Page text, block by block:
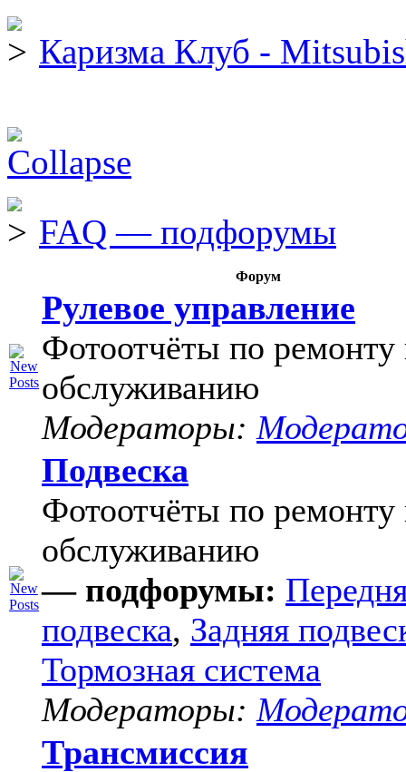
Каризма Клуб -
FAQ — подфорумы
Форум
Рулевое управление
Фотоотчёты по ремонту
обслуживанию
Модераторы:
Подвеска
Фотоотчёты по ремонту
обслуживанию
— подфорумы:
подвеска, Задняя
Тормозная система
Модераторы:
Трансмиссия